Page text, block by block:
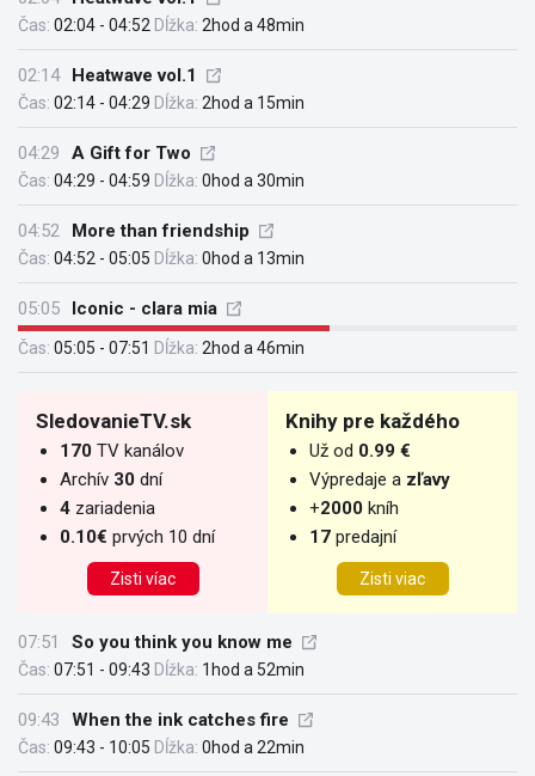
Čas: 02:04 - 04:52 Dĺžka: 2hod a 48min
02:14 Heatwave vol.1
Čas: 02:14 - 04:29 Dĺžka: 2hod a 15min
04:29 A Gift for Two
Čas: 04:29 - 04:59 Dĺžka: 0hod a 30min
04:52 More than friendship
Čas: 04:52 - 05:05 Dĺžka: 0hod a 13min
05:05 Iconic - clara mia
Čas: 05:05 - 07:51 Dĺžka: 2hod a 46min
SledovanieTV.sk
170 TV kanálov
Archív 30 dní
4 zariadenia
0.10€ prvých 10 dní
Zisti víac
Knihy pre každého
Už od 0.99 €
Výpredaje a zľavy
+2000 kníh
17 predajní
Zisti viac
07:51 So you think you know me
Čas: 07:51 - 09:43 Dĺžka: 1hod a 52min
09:43 When the ink catches fire
Čas: 09:43 - 10:05 Dĺžka: 0hod a 22min